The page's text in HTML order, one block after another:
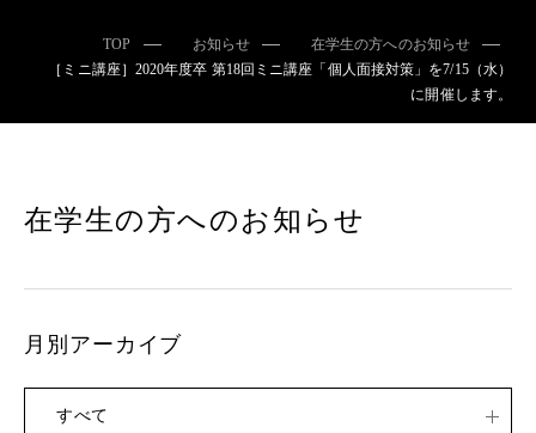
TOP お知らせ
在学生の方へのお知らせ
［ミニ講座］2020年度卒 第18回ミニ講座「個人面接対策」を7/15（水）
に開催します。
在学生の方へのお知らせ
月別アーカイブ
すべて